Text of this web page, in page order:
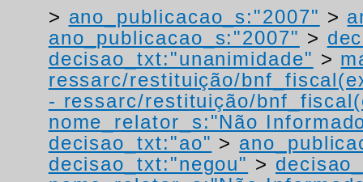
> ano_publicacao_s:"2007" >
ano_publicacao_s:"2007" >
decisao_txt:"unanimidade" >
ressarc/restituição/
- ressarc/restituição/
nome_relator_s:"Não
decisao_txt:"ao" >
decisao_txt:"negou" >